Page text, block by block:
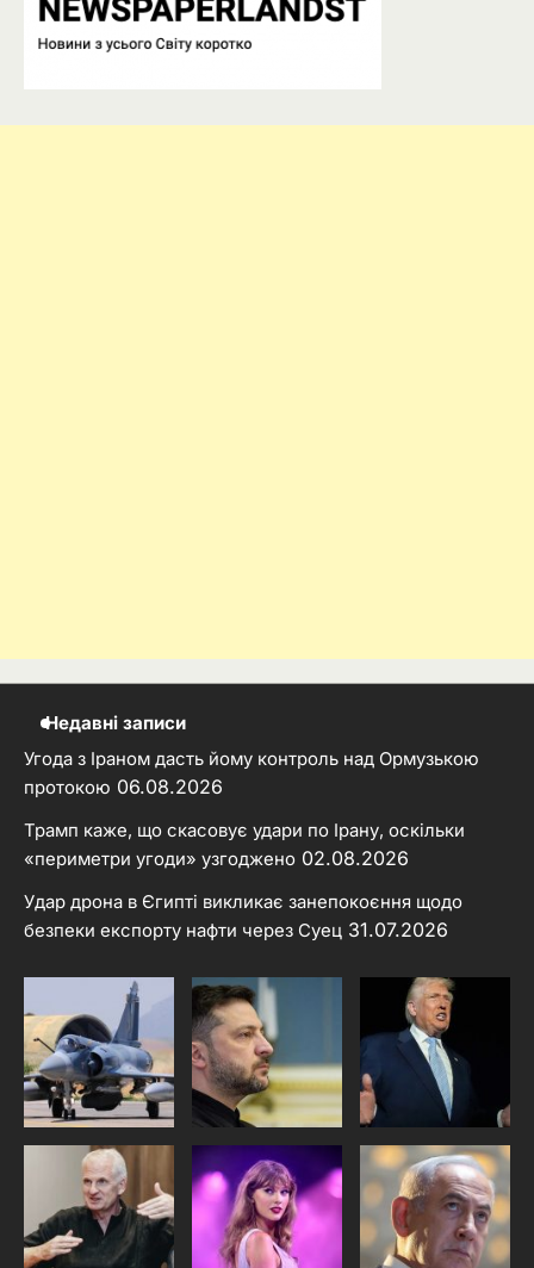
Недавні записи
Угода з Іраном дасть йому контроль над Ормузькою
протокою 06.08.2026
Трамп каже, що скасовує удари по Ірану, оскільки
«периметри угоди» узгоджено 02.08.2026
Удар дрона в Єгипті викликає занепокоєння щодо
безпеки експорту нафти через Суец 31.07.2026